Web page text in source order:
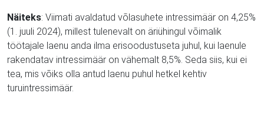
Näiteks: Viimati avaldatud võlasuhete intressimäär on 4,25%
(1. juuli 2024), millest tulenevalt on äriühingul võimalik
töötajale laenu anda ilma erisoodustuseta juhul, kui laenule
rakendatav intressimäär on vähemalt 8,5%. Seda siis, kui ei
tea, mis võiks olla antud laenu puhul hetkel kehtiv
turuintressimäär.